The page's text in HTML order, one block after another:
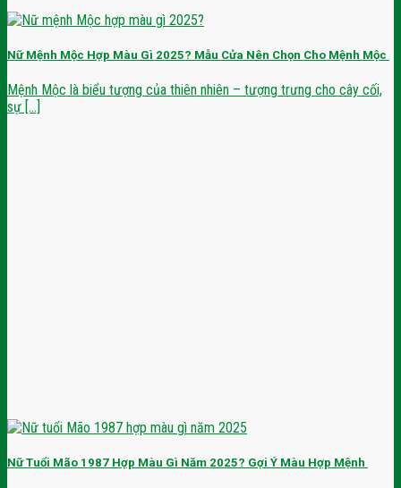
Nữ Mệnh Mộc Hợp Màu Gì 2025? Mẫu Cửa Nên Chọn Cho Mệnh Mộc
Mệnh Mộc là biểu tượng của thiên nhiên – tượng trưng cho cây cối,
sự [...]
Nữ Tuổi Mão 1987 Hợp Màu Gì Năm 2025? Gợi Ý Màu Hợp Mệnh